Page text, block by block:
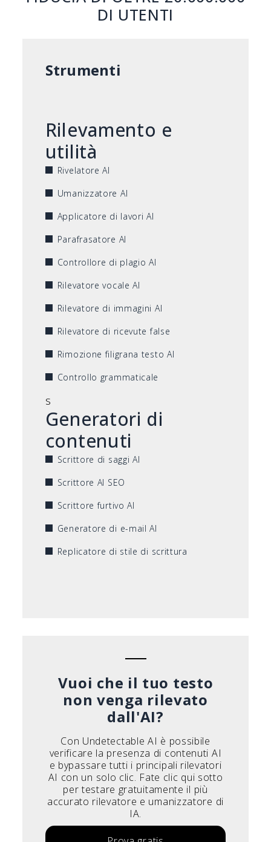
DI UTENTI
Strumenti
Rilevamento e
utilità
Rivelatore AI
Umanizzatore AI
Applicatore di lavori AI
Parafrasatore AI
Controllore di plagio AI
Rilevatore vocale AI
Rilevatore di immagini AI
Rilevatore di ricevute false
Rimozione filigrana testo AI
Controllo grammaticale
s
Generatori di
contenuti
Scrittore di saggi AI
Scrittore AI SEO
Scrittore furtivo AI
Generatore di e-mail AI
Replicatore di stile di scrittura
Vuoi che il tuo testo
non venga rilevato
dall'AI?
Con Undetectable AI è possibile
verificare la presenza di contenuti AI
e bypassare tutti i principali rilevatori
AI con un solo clic. Fate clic qui sotto
per testare gratuitamente il più
accurato rilevatore e umanizzatore di
IA.